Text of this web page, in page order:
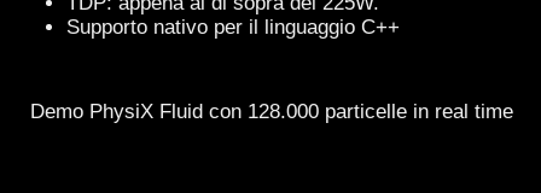
Supporto nativo per il linguaggio C++
Demo PhysiX Fluid con 128.000 particelle in real time